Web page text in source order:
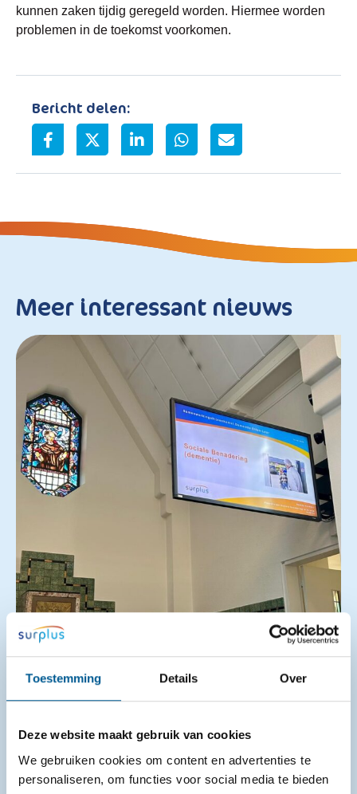
Toestemming Details Over
Deze website maakt gebruik van cookies
We gebruiken cookies om content en advertenties te
personaliseren, om functies voor social media te bieden
kunnen zaken tijdig geregeld worden. Hiermee worden
problemen in de toekomst voorkomen.
Bericht delen:
Meer interessant nieuws
Samenwerkingsbijeenkomst gemeente
samenwerkingsbijeenkomst dementie plaats. In
de kapel van Avoord kwamen
zorgprofessionals van organisaties als gemeente